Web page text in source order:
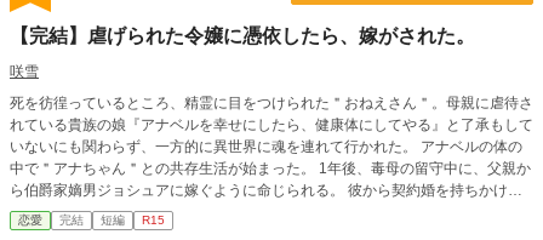
【完結】虐げられた令嬢に憑依したら、嫁がされた。
咲雪
死を彷徨っているところ、精霊に目をつけられた＂おねえさん＂。母親に虐待さ
れている貴族の娘『アナベルを幸せにしたら、健康体にしてやる』と了承もして
いないにも関わらず、一方的に異世界に魂を連れて行かれた。 アナベルの体の
中で＂アナちゃん＂との共存生活が始まった。 1年後、毒母の留守中に、父親か
ら伯爵家嫡男ジョシュアに嫁ぐように命じられる。 彼から契約婚を持ちかけら
れ応じたが、、、。 ＊予約投稿済み ＊ご都合主義
恋愛 完結 短編 R15